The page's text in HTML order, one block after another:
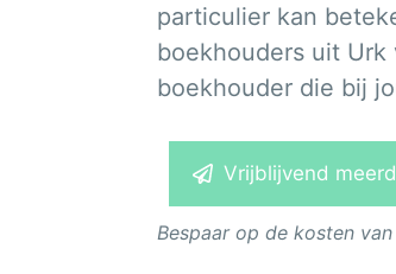
particulier kan
boekhouders uit
boekhouder die bij
Vrijblijvend
Bespaar op de kosten